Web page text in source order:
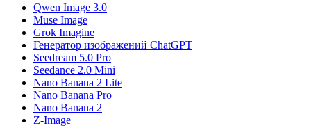
Qwen Image 3.0
Muse Image
Grok Imagine
Генератор изображений ChatGPT
Seedream 5.0 Pro
Seedance 2.0 Mini
Nano Banana 2 Lite
Nano Banana Pro
Nano Banana 2
Z-Image